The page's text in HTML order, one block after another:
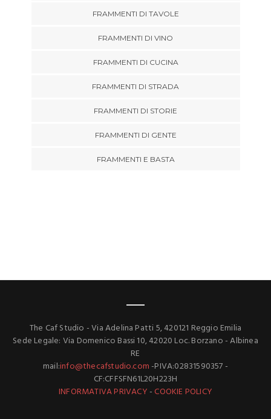
FRAMMENTI DI TAVOLE
FRAMMENTI DI VINO
FRAMMENTI DI CUCINA
FRAMMENTI DI STRADA
FRAMMENTI DI STORIE
FRAMMENTI DI GENTE
FRAMMENTI E BASTA
The Caf Studio - Via Adelina Patti 5, 420121 Reggio Emilia
Sede Legale: Via Domenico Bassi 10, 42020 Loc. Borzano - Albinea
RE
mail:info@thecafstudio.com-PIVA:02831590357 -
CF:CFFSFN61L20H223H
INFORMATIVA PRIVACY-COOKIE POLICY